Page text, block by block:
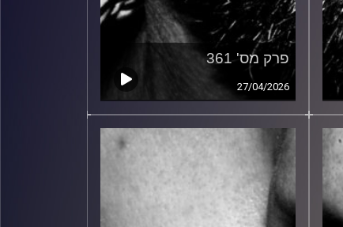
פרק מס' 361
27/04/2026